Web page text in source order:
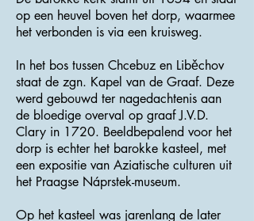
op een heuvel boven het dorp, waarmee
het verbonden is via een kruisweg.
In het bos tussen Chcebuz en Liběchov
staat de zgn. Kapel van de Graaf. Deze
werd gebouwd ter nagedachtenis aan
de bloedige overval op graaf J.V.D.
Clary in 1720. Beeldbepalend voor het
dorp is echter het barokke kasteel, met
een expositie van Aziatische culturen uit
het Praagse Náprstek-museum.
Op het kasteel was jarenlang de later